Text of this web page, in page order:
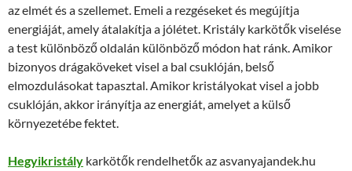
az elmét és a szellemet. Emeli a rezgéseket és megújítja
energiáját, amely átalakítja a jólétet. Kristály karkötők viselése
a test különböző oldalán különböző módon hat ránk. Amikor
bizonyos drágaköveket visel a bal csuklóján, belső
elmozdulásokat tapasztal. Amikor kristályokat visel a jobb
csuklóján, akkor irányítja az energiát, amelyet a külső
környezetébe fektet.
Hegyikristály karkötők rendelhetők az asvanyajandek.hu